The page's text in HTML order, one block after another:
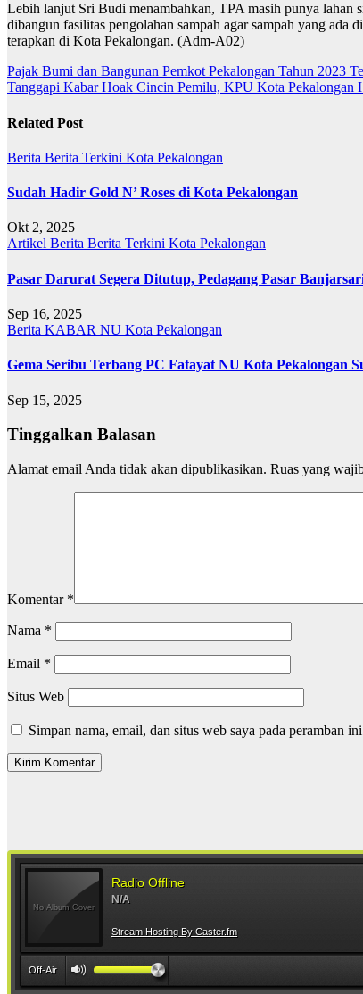
Lebih lanjut Sri Budi menambahkan, TPA masih punya lahan
dibangun fasilitas pengolahan sampah agar sampah yang
terapkan di Kota Pekalongan. (Adm-A02)
Navigasi
pos
Pajak Bumi dan Bangunan Pemkot Pekalongan Tahun 2023
Tanggapi Kabar Hoak Cincin Pemilu, KPU Kota Pekalongan
Related Post
Berita Berita Terkini Kota Pekalongan
Sudah Hadir Gold N’ Roses di Kota Pekalongan
Okt 2, 2025
Artikel Berita Berita Terkini Kota Pekalongan
Pasar Darurat Segera Ditutup, Pedagang Pasar
Sep 16, 2025
Berita KABAR NU Kota Pekalongan
Gema Seribu Terbang PC Fatayat NU Kota Pekalongan
Sep 15, 2025
Tinggalkan Balasan
Alamat email Anda tidak akan dipublikasikan. Ruas yang
Komentar *
Nama *
Email *
Situs Web
Simpan nama, email, dan situs web saya pada peramban